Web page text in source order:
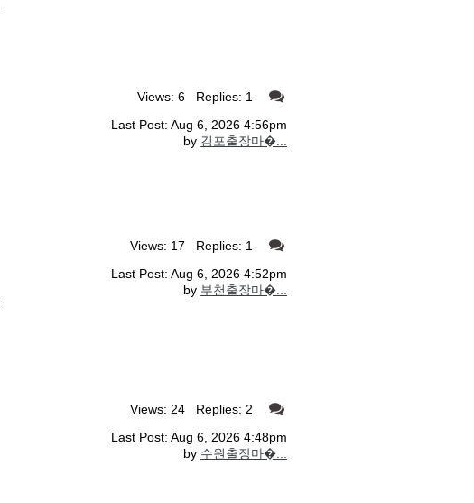
Views: 6 Replies: 1
Last Post: Aug 6, 2026 4:56pm
by 김포출장마�...
Views: 17 Replies: 1
Last Post: Aug 6, 2026 4:52pm
by 부천출장마�...
Views: 24 Replies: 2
Last Post: Aug 6, 2026 4:48pm
by 수원출장마�...